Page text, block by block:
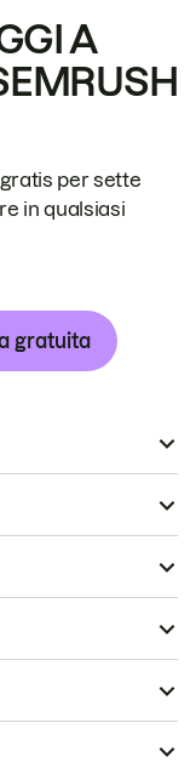
A
per sette
in qualsiasi
gratuita